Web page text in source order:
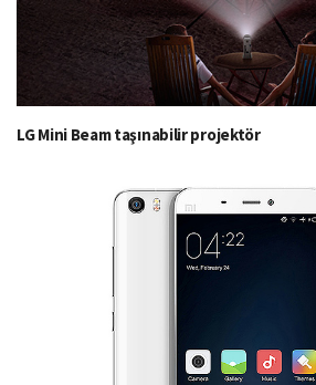
LG Mini Beam taşınabilir projektör